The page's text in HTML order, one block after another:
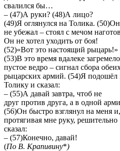
свалился бы…
– (47)А руки? (48)А лицо?
(49)Я оглянулся на Толика. (50)Он
не убежал – стоял с мечом
Он не хотел уходить от боя!
(52)«Вот это настоящий рыцарь!»
(53)В это время вдалеке загремело
пустое ведро – сигнал сбора
рыцарских армий. (54)Я подошёл
Толику и сказал:
– (55)А давай завтра, чтоб не
друг против друга, а в одной
(56)Он быстро взглянул на меня и,
протягивая мне руку, решительно
сказал:
– (57)Конечно, давай!
(По В. Крапивину*)